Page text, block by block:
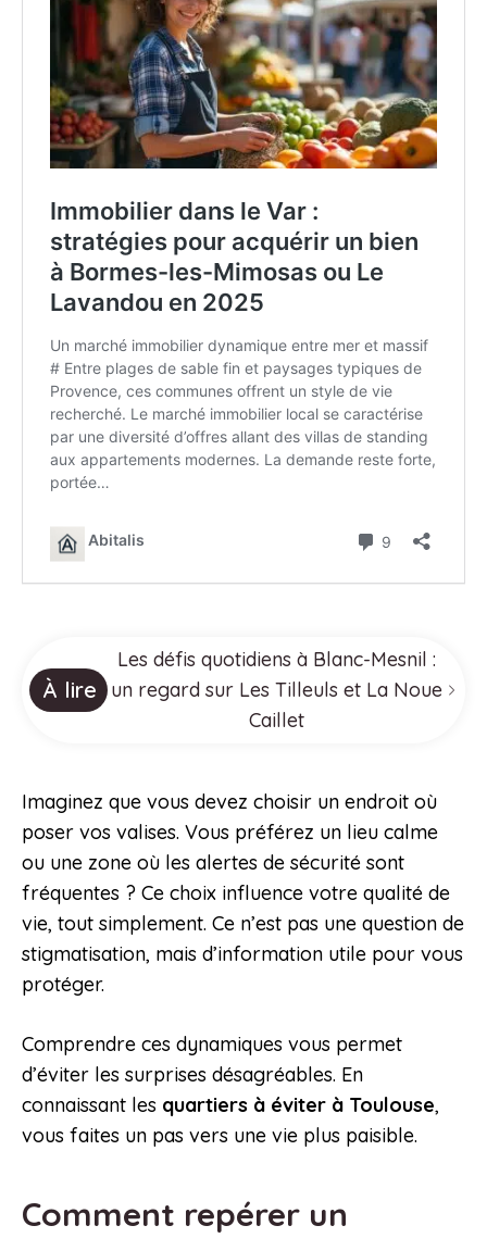
À lire
Les défis quotidiens à Blanc-Mesnil :
un regard sur Les Tilleuls et La Noue
Caillet
Imaginez que vous devez choisir un endroit où
poser vos valises. Vous préférez un lieu calme
ou une zone où les alertes de sécurité sont
fréquentes ? Ce choix influence votre qualité de
vie, tout simplement. Ce n’est pas une question de
stigmatisation, mais d’information utile pour vous
protéger.
Comprendre ces dynamiques vous permet
d’éviter les surprises désagréables. En
connaissant les quartiers à éviter à Toulouse,
vous faites un pas vers une vie plus paisible.
Comment repérer un